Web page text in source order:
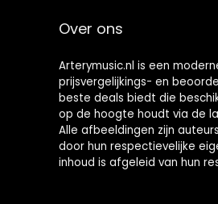
Over ons
Arterymusic.nl is een
prijsvergelijkings- en
beste deals biedt die
op de hoogte houdt via de
Alle afbeeldingen zijn
door hun respectievelijke
inhoud is afgeleid van hun